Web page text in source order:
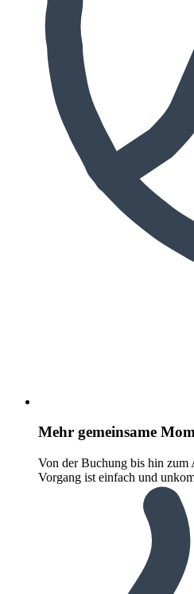
Mehr gemeinsame
Von der Buchung bis hin zum
Vorgang ist einfach und